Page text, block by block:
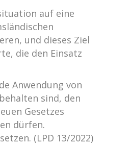
auf eine
und dieses Ziel
die den Einsatz
Anwendung von
sind, den
Gesetzes
dürfen.
(LPD 13/2022)